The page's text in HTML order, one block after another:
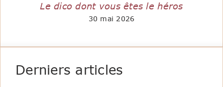
Le dico dont vous êtes le héros
30 mai 2026
Derniers articles